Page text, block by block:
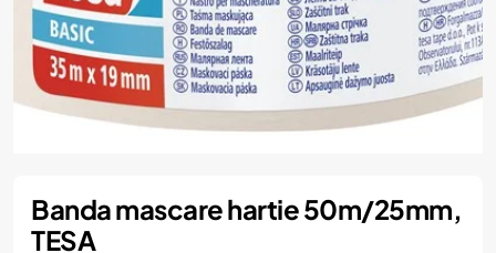
Banda mascare hartie 50m/25mm,
TESA